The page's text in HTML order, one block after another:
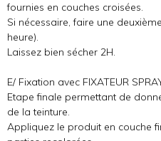
fournies en couches croisées.
Si nécessaire, faire une
heure).
Laissez bien sécher 2H.
E/ Fixation avec FIXATEUR
Etape finale permettant de
de la teinture.
Appliquez le produit en couche